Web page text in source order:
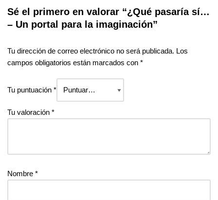
Sé el primero en valorar “¿Qué pasaría sí…
– Un portal para la imaginación”
Tu dirección de correo electrónico no será publicada. Los
campos obligatorios están marcados con *
Tu puntuación *
Tu valoración *
Nombre *